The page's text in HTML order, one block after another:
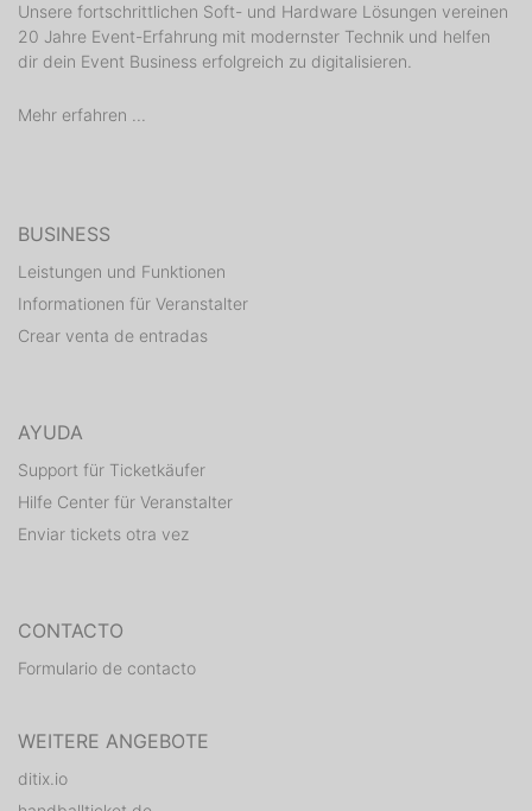
Unsere fortschrittlichen Soft- und Hardware Lösungen vereinen
20 Jahre Event-Erfahrung mit modernster Technik und helfen
dir dein Event Business erfolgreich zu digitalisieren.
Mehr erfahren ...
BUSINESS
Leistungen und Funktionen
Informationen für Veranstalter
Crear venta de entradas
AYUDA
Support für Ticketkäufer
Hilfe Center für Veranstalter
Enviar tickets otra vez
CONTACTO
Formulario de contacto
WEITERE ANGEBOTE
ditix.io